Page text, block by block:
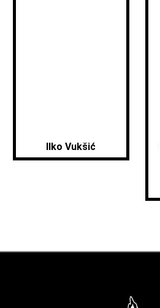
Ilko Vukšić